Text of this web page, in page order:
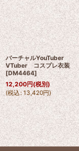
バーチャルYouTuber
VTuber コスプレ衣装
[DM4464]
12,200円(税別)
(税込: 13,420円)